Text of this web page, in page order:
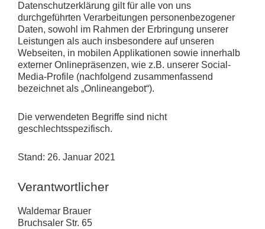
Datenschutzerklärung gilt für alle von uns
durchgeführten Verarbeitungen personenbezogener
Daten, sowohl im Rahmen der Erbringung unserer
Leistungen als auch insbesondere auf unseren
Webseiten, in mobilen Applikationen sowie innerhalb
externer Onlinepräsenzen, wie z.B. unserer Social-
Media-Profile (nachfolgend zusammenfassend
bezeichnet als „Onlineangebot“).
Die verwendeten Begriffe sind nicht
geschlechtsspezifisch.
Stand: 26. Januar 2021
Verantwortlicher
Waldemar Brauer
Bruchsaler Str. 65